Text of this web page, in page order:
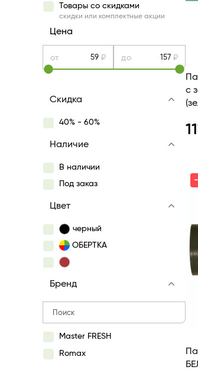
Товары со скидками
скидки или комплектные акции
Цена
от ₽ до ₽
Скидка
40% - 60%
Наличие
В наличии
Под заказ
Цвет
черный
ОБЕРТКА
Бренд
Master FRESH
Romax
с